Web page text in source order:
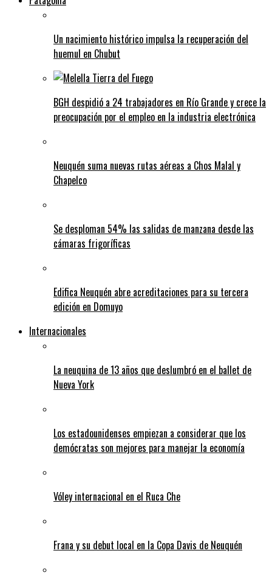
Un nacimiento histórico impulsa la recuperación del
huemul en Chubut
BGH despidió a 24 trabajadores en Río Grande y crece la
preocupación por el empleo en la industria electrónica
Neuquén suma nuevas rutas aéreas a Chos Malal y
Chapelco
Se desploman 54% las salidas de manzana desde las
cámaras frigoríficas
Edifica Neuquén abre acreditaciones para su tercera
edición en Domuyo
Internacionales
La neuquina de 13 años que deslumbró en el ballet de
Nueva York
Los estadounidenses empiezan a considerar que los
demócratas son mejores para manejar la economía
Vóley internacional en el Ruca Che
Frana y su debut local en la Copa Davis de Neuquén